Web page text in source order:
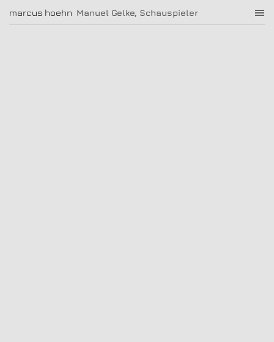
Manuel Gelke, Schauspieler
marcus hoehn marcus hoehn
|